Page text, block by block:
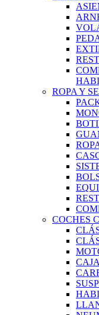
ROPA Y
COCHES